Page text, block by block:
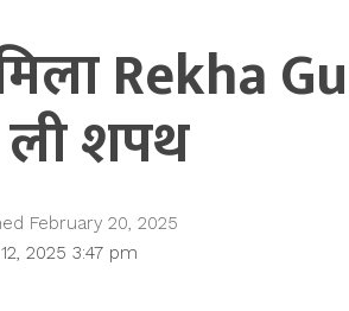
Rekha
ली शपथ
2025 3:47 pm
February 20, 2025